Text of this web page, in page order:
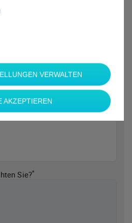
Sie?*
Sie?*
VERWALTEN
AKZEPTIEREN